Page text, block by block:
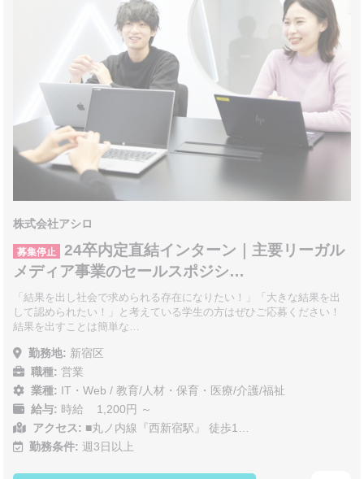
株式会社アシロ
募集停止
24卒内定直結インターン｜主要リーガル
メディア事業のセールスポジシ…
「結果を出し社会で求められる存在になりたい！」「大きな結果を出
して認められたい！」と考えている学生の方はぜひご応募ください！
結果を出すことは簡単な…
勤務地: 新宿区
職種: 営業
業種: IT・Web /教育/人材・保育・医療/介護/福祉
給与: 時給 1,200円 ～
アクセス: ■丸ノ内線『西新宿駅』 徒歩1…
勤務条件: 週3日以上